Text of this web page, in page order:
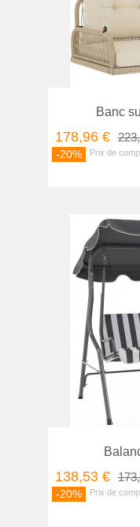
Banc
178,96 €
-20%
138,53 €
-20%